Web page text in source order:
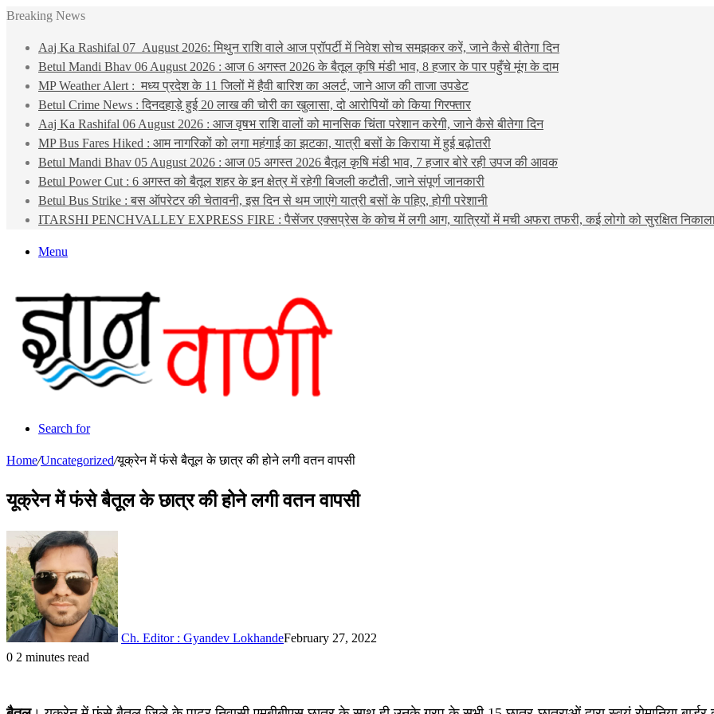
Breaking News
Aaj Ka Rashifal 07 August 2026: मिथुन राशि वाले आज प्रॉपर्टी में निवेश सोच समझकर करें, जाने कैसे बीतेगा दिन
Betul Mandi Bhav 06 August 2026 : आज 6 अगस्त 2026 के बैतूल कृषि मंडी भाव, 8 हजार के पार पहुँचे मूंग के दाम
MP Weather Alert : मध्य प्रदेश के 11 जिलों में हैवी बारिश का अलर्ट, जाने आज की ताजा उपडेट
Betul Crime News : दिनदहाड़े हुई 20 लाख की चोरी का खुलासा, दो आरोपियों को किया गिरफ्तार
Aaj Ka Rashifal 06 August 2026 : आज वृषभ राशि वालों को मानसिक चिंता परेशान करेगी, जाने कैसे बीतेगा दिन
MP Bus Fares Hiked : आम नागरिकों को लगा महंगाई का झटका, यात्री बसों के किराया में हुई बढ़ोतरी
Betul Mandi Bhav 05 August 2026 : आज 05 अगस्त 2026 बैतूल कृषि मंडी भाव, 7 हजार बोरे रही उपज की आवक
Betul Power Cut : 6 अगस्त को बैतूल शहर के इन क्षेत्र में रहेगी बिजली कटौती, जाने संपूर्ण जानकारी
Betul Bus Strike : बस ऑपरेटर की चेतावनी, इस दिन से थम जाएंगे यात्री बसों के पहिए, होगी परेशानी
ITARSHI PENCHVALLEY EXPRESS FIRE : पैसेंजर एक्सप्रेस के कोच में लगी आग, यात्रियों में मची अफरा तफरी, कई लोगो को सुरक्षित
Menu
Search for
Home/Uncategorized/यूक्रेन में फंसे बैतूल के छात्र की होने लगी वतन वापसी
यूक्रेन में फंसे बैतूल के छात्र की होने लगी वतन वापसी
Ch. Editor : Gyandev LokhandeFebruary 27, 2022
0 2 minutes read